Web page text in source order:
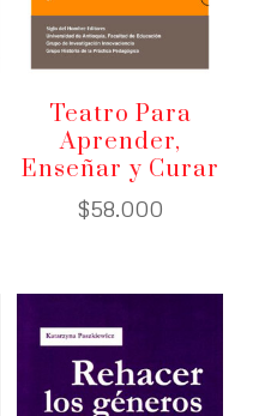
Teatro Para
Aprender,
Enseñar y Curar
$58.000